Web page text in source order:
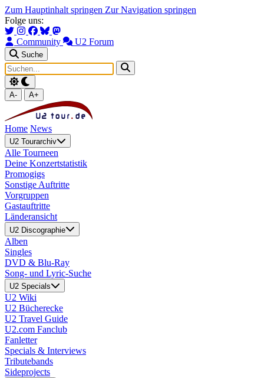
Zum Hauptinhalt springen Zur Navigation springen
Folge uns:
Community U2 Forum
Suche
A- A+
Home News
U2 Tourarchiv
Alle Tourneen
Deine Konzertstatistik
Promogigs
Sonstige Auftritte
Vorgruppen
Gastauftritte
Länderansicht
U2 Discographie
Alben
Singles
DVD & Blu-Ray
Song- und Lyric-Suche
U2 Specials
U2 Wiki
U2 Bücherecke
U2 Travel Guide
U2.com Fanclub
Fanletter
Specials & Interviews
Tributebands
Sideprojects